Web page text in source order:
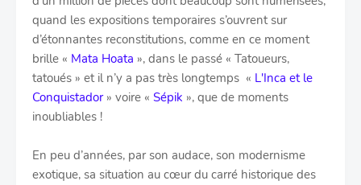
quand les expositions temporaires s’ouvrent sur
d’étonnantes reconstitutions, comme en ce moment
brille « Mata Hoata », dans le passé « Tatoueurs,
tatoués » et il n’y a pas très longtemps « L'Inca et le
Conquistador» voire « Sépik », que de moments
inoubliables !
En peu d’années, par son audace, son modernisme
exotique, sa situation au cœur du carré historique des